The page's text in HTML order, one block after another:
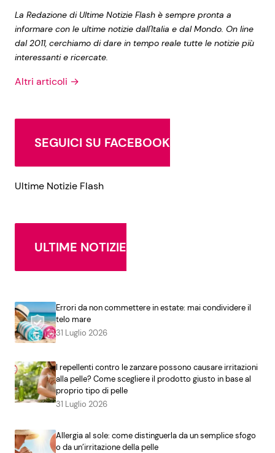
La Redazione di Ultime Notizie Flash è sempre pronta a
informare con le ultime notizie dall'Italia e dal Mondo. On line
dal 2011, cerchiamo di dare in tempo reale tutte le notizie più
interessanti e ricercate.
Altri articoli →
SEGUICI SU FACEBOOK
Ultime Notizie Flash
ULTIME NOTIZIE
Errori da non commettere in estate: mai condividere il
telo mare
31 Luglio 2026
I repellenti contro le zanzare possono causare irritazioni
alla pelle? Come scegliere il prodotto giusto in base al
proprio tipo di pelle
31 Luglio 2026
Allergia al sole: come distinguerla da un semplice sfogo
o da un’irritazione della pelle